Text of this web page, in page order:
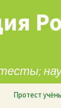
Протест